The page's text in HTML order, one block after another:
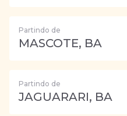
Partindo de
MASCOTE, BA
Partindo de
JAGUARARI, BA